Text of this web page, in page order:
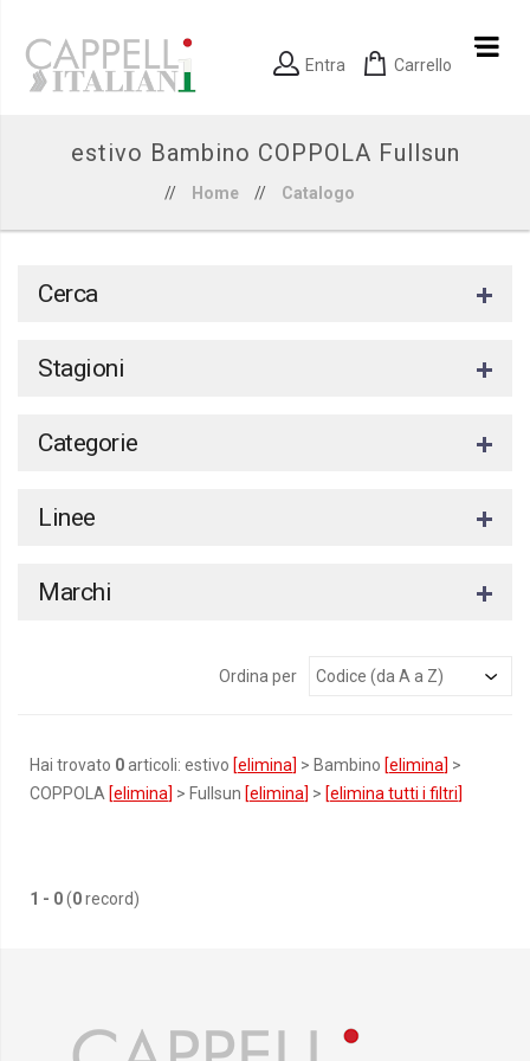
Entra Carrello
estivo Bambino COPPOLA Fullsun
// Home // Catalogo
Cerca
Stagioni
Categorie
Linee
Marchi
Ordina per
Hai trovato 0articoli: estivo [elimina] > Bambino [elimina] >
COPPOLA [elimina] > Fullsun [elimina] > [elimina tutti i filtri]
1 - 0(0record)